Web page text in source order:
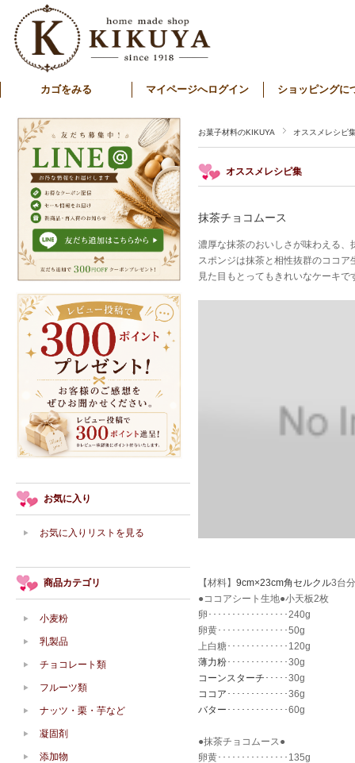
カゴをみる マイページへログイン ショッピングに
お菓子材料のKIKUYA オススメレシピ
オススメレシピ集
抹茶チョコムース
濃厚な抹茶のおいしさが味わえる、
スポンジは抹茶と相性抜群のココ
見た目もとってもきれいなケーキで
【材料】 9cm×23cm角セルクル3台分
●ココアシート生地●小天板2枚
卵･････････････････240g
卵黄･･･････････････50g
上白糖･････････････120g
薄力粉･････････････30g
コーンスターチ ･････30g
ココア ･････････････36g
バター ･････････････60g
●抹茶チョコムース●
卵黄･･･････････････135g
お気に入り
お気に入りリストを見る
商品カテゴリ
小麦粉
乳製品
チョコレート類
フルーツ類
ナッツ・栗・芋など
凝固剤
添加物